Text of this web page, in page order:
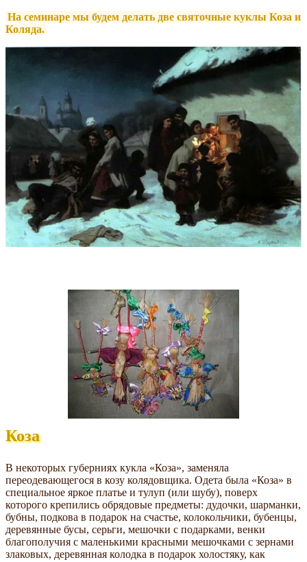
На семинаре мы будем делать две святочные куклы Коза и
Коляда.
Коза
В некоторых губерниях кукла «Коза», заменяла
переодевающегося в козу колядовщика. Одета была «Коза» в
специальное яркое платье и тулуп (или шубу), поверх
которого крепились обрядовые предметы: дудочки, шарманки,
бубны, подкова в подарок на счастье, колокольчики, бубенцы,
деревянные бусы, серьги, мешочки с подарками, венки
благополучия с маленькими красными мешочками с зернами
злаковых, деревянная колодка в подарок холостяку, как